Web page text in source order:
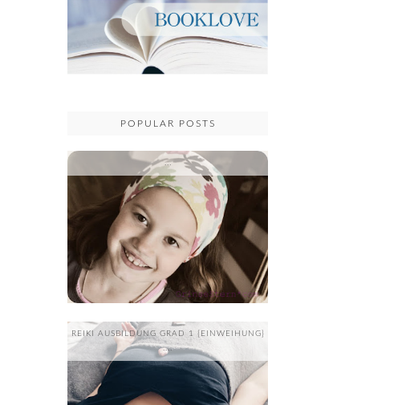
POPULAR POSTS
...
REIKI AUSBILDUNG GRAD 1 {EINWEIHUNG}
....